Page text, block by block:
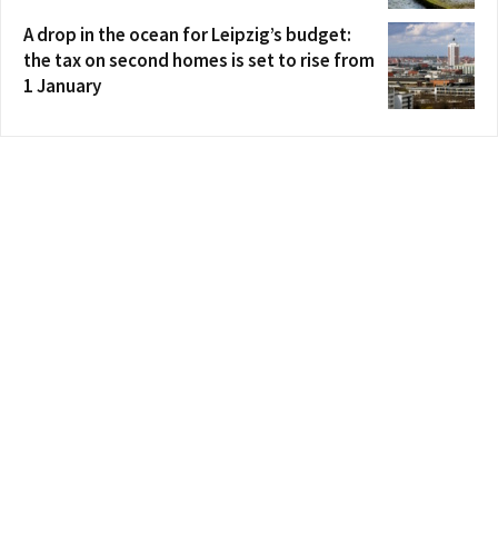
A drop in the ocean for Leipzig’s budget:
the tax on second homes is set to rise from
1 January